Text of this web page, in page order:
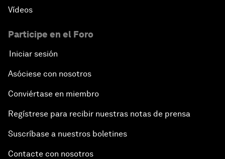
Vídeos
Participe en el Foro
Iniciar sesión
Asóciese con nosotros
Conviértase en miembro
Regístrese para recibir nuestras notas de prensa
Suscríbase a nuestros boletines
Contacte con nosotros